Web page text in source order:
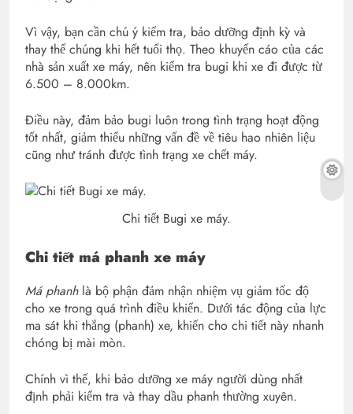
Vì vậy, bạn cần chú ý kiểm tra, bảo dưỡng định kỳ và
thay thế chúng khi hết tuổi thọ. Theo khuyến cáo của các
nhà sản xuất xe máy, nên kiểm tra bugi khi xe đi được từ
6.500 – 8.000km.
Điều này, đảm bảo bugi luôn trong tình trạng hoạt động
tốt nhất, giảm thiểu những vấn đề về tiêu hao nhiên liệu
cũng như tránh được tình trạng xe chết máy.
Chi tiết Bugi xe máy.
Chi tiết má phanh xe máy
Má phanhlà bộ phận đảm nhận nhiệm vụ giảm tốc độ
cho xe trong quá trình điều khiển. Dưới tác động của lực
ma sát khi thắng (phanh) xe, khiến cho chi tiết này nhanh
chóng bị mài mòn.
Chính vì thế, khi bảo dưỡng xe máy người dùng nhất
định phải kiểm tra và thay dầu phanh thường xuyên.